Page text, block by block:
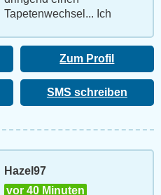
Tapetenwechsel... Ich
;)
Zum Profil
SMS schreiben
Hazel97
vor 40 Minuten